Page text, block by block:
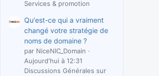
Services & promotion
Qu'est-ce qui a vraiment
changé votre stratégie de
noms de domaine ?
par NiceNIC_Domain
Aujourd'hui à 12:31
Discussions Générales sur